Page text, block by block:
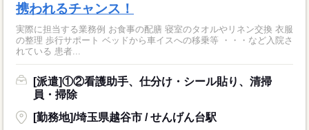
携われるチャンス！
実際に担当する業務例 お食事の配膳 寝室のタオルやリネン交換 衣服
の整理 歩行サポート ベッドから車イスへの移乗等 ・・・など入院さ
れている 患者...
[派遣]①②看護助手、仕分け・シール貼り、清掃
員・掃除
[勤務地]/埼玉県越谷市 / せんげん台駅